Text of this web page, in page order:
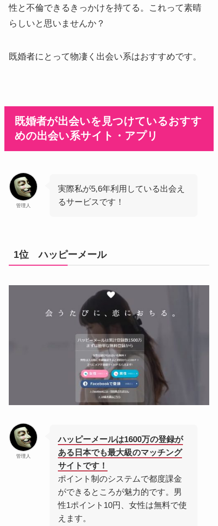
性と不倫できるきっかけを持てる。これって素晴
らしいと思いませんか？
既婚者にとって物凄く出会い系はおすすめです。
既婚者が出会いを見つけているおすす
めの出会い系サイト・アプリ
管理人
実際私が5,6年利用している出会え
るサービスです！
1位 ハッピーメール
管理人
ハッピーメールは1600万の登録が
ある日本でも最大級のマッチング
サイトです！
ポイント制のシステムで都度課金
ができるところが魅力的です。男
性1ポイント10円、女性は無料で使
えます。